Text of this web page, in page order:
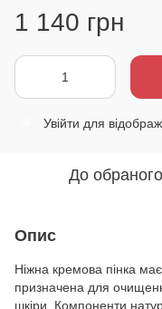
1 140 грн
Увійти для
До обраного
Опис
Ніжна кремова пінка має
призначена для
шкіри. Компоненти